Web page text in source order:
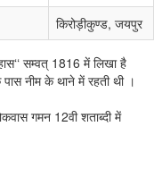
किरोड़ीकुण्ड, जयपुर
सम्वत् 1816 में लिखा है
नीम के थाने में रहती थी ।
गमन 12वी शताब्दी में